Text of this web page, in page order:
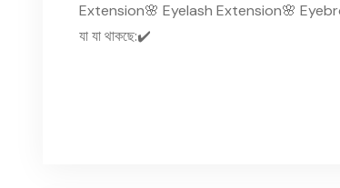
Extension🌸 Eyelash Extension🌸
যা যা থাকছে:✔️